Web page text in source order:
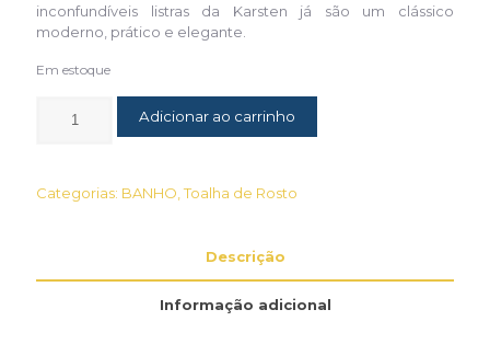
inconfundíveis listras da Karsten já são um clássico
moderno, prático e elegante.
Em estoque
Adicionar ao carrinho
Categorias: BANHO ,Toalha de Rosto
Descrição
Informação adicional